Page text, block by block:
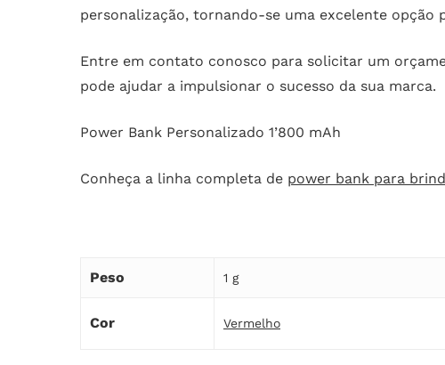
personalização, tornando-se uma excelente
Entre em contato conosco para solicitar um
pode ajudar a impulsionar o sucesso da sua marca.
Power Bank Personalizado 1’800 mAh
Conheça a linha completa de power bank para
Peso 1 g
Cor Vermelho